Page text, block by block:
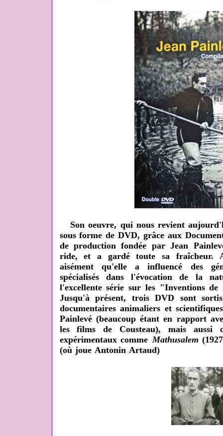
Son oeuvre, qui nous revient
sous forme de DVD, grâce aux
de production fondée par Jean
ride, et a gardé toute sa fraîcheur.
aisément qu'elle a influencé des
spécialisés dans l'évocation de la
l'excellente série sur les "Inventions
Jusqu'à présent, trois DVD sont
documentaires animaliers et
Painlevé (beaucoup étant en rapport
les films de Cousteau), mais aussi
expérimentaux commeMathusalem
(où joue Antonin Artaud)